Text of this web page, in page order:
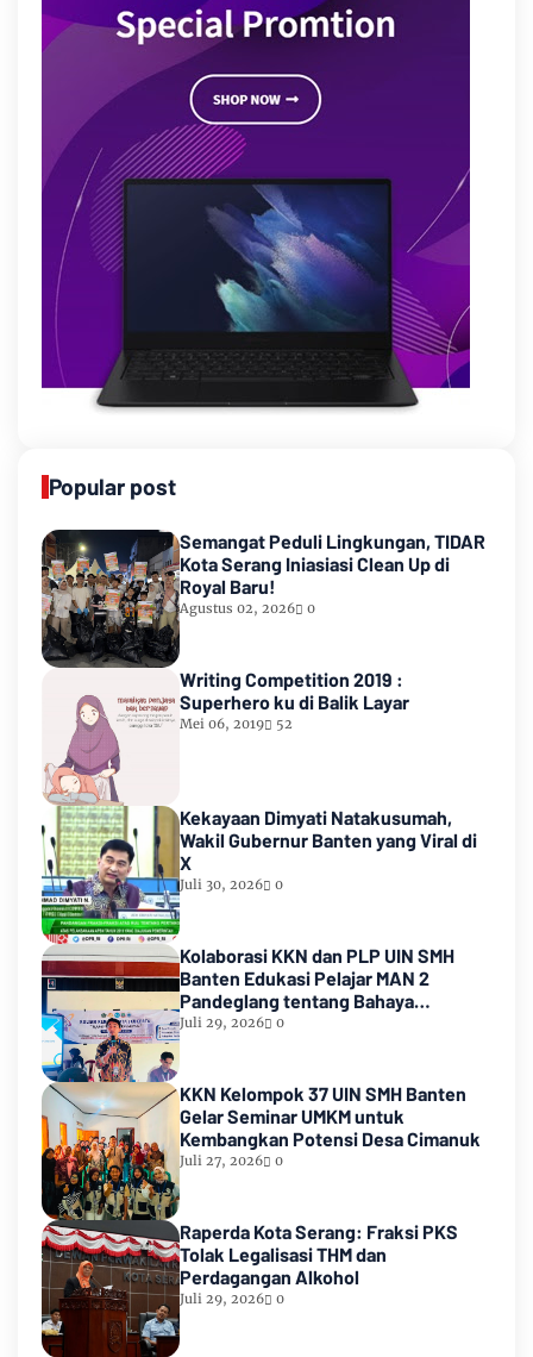
Popular post
Semangat Peduli Lingkungan, TIDAR
Kota Serang Iniasiasi Clean Up di
Royal Baru!
Agustus 02, 2026 0
Writing Competition 2019 :
Superhero ku di Balik Layar
Mei 06, 2019 52
Kekayaan Dimyati Natakusumah,
Wakil Gubernur Banten yang Viral di
X
Juli 30, 2026 0
Kolaborasi KKN dan PLP UIN SMH
Banten Edukasi Pelajar MAN 2
Pandeglang tentang Bahaya
Pernikahan Dini
Juli 29, 2026 0
KKN Kelompok 37 UIN SMH Banten
Gelar Seminar UMKM untuk
Kembangkan Potensi Desa Cimanuk
Juli 27, 2026 0
Raperda Kota Serang: Fraksi PKS
Tolak Legalisasi THM dan
Perdagangan Alkohol
Juli 29, 2026 0